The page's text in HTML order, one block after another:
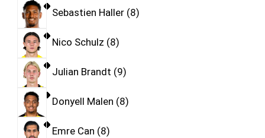
Sebastien Haller 8
Nico Schulz 8
Julian Brandt 9
Donyell Malen 8
Emre Can 8